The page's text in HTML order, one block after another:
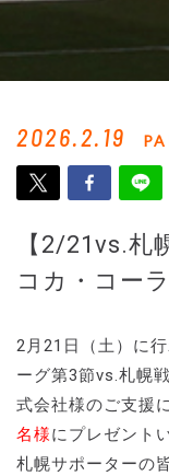
2026.2.19
【2/21vs.札
コカ・コー
2月21日（土）に
ーグ第3節vs.札幌
式会社様のご支援
名様にプレゼント
札幌サポーターの